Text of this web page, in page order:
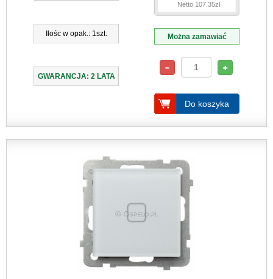
Ilośc w opak.: 1szt.
GWARANCJA: 2 LATA
Netto 107.35zł
Można zamawiać
Do koszyka